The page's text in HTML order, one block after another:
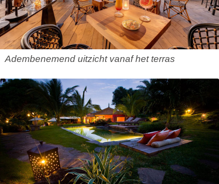
Adembenemend uitzicht vanaf het terras